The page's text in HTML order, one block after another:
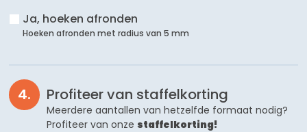
Ja, hoeken afronden
Hoeken afronden met radius van 5 mm
Profiteer van staffelkorting
Meerdere aantallen van hetzelfde formaat nodig?
Profiteer van onzestaffelkorting!